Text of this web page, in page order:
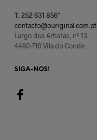
T. 252 631 856*
contacto@ouriginal.com.pt
Largo dos Artistas, nº 13
4480-710 Vila do Conde
SIGA-NOS!